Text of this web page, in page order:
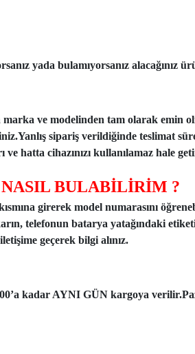
yada bulamıyorsanız alacağınız
marka ve modelinden tam olarak emin
sipariş verildiğinde teslimat
hatta cihazınızı kullanılamaz hale
BULABİLİRİM ?
girerek model numarasını
telefonun batarya yatağındaki
geçerek bilgi alınız.
kadar AYNI GÜN kargoya